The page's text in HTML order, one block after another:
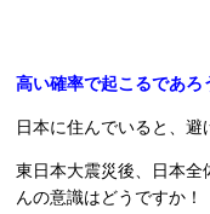
高い確率で起こるであろ
日本に住んでいると、避
東日本大震災後、日本全
んの意識はどうですか！